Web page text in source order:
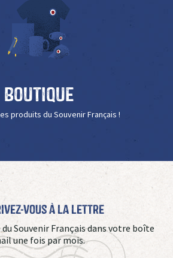
Boutique
produits du Souvenir Français !
vous à La Lettre
Souvenir Français dans votre boîte
une fois par mois.